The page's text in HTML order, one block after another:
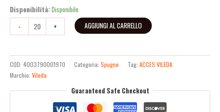
Disponibilità:Disponibile
-
+ AGGIUNGI AL CARRELLO
COD: 4003790001970 Categoria: Spugne Tag: ACCES VILEDA
Marchio: Vileda
Guaranteed Safe Checkout